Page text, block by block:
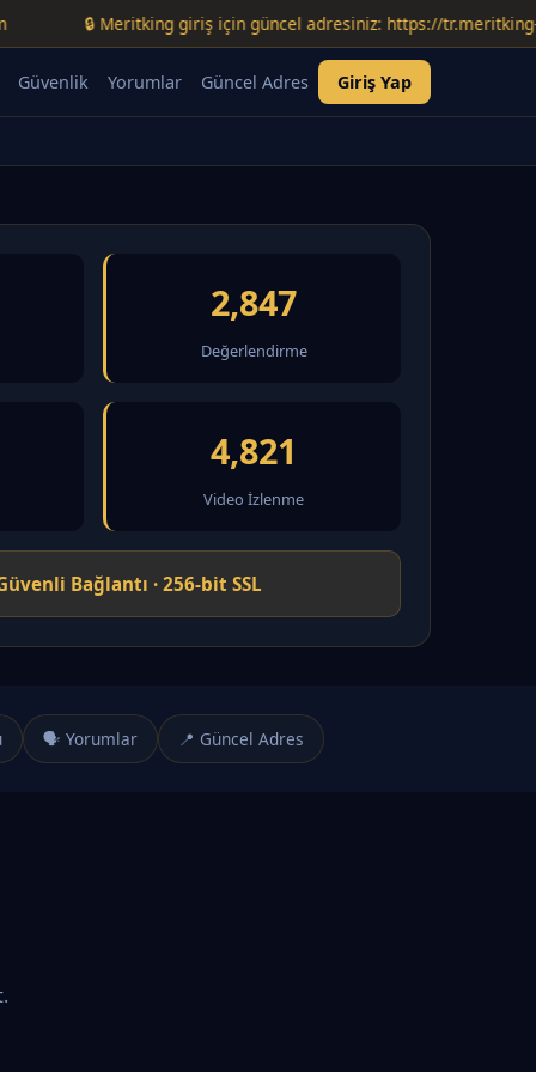
🔒 Meritking giriş için güncel adresiniz: https://tr.meritking-
Güvenlik Yorumlar Güncel Adres Giriş Yap
2,847
Değerlendirme
4,821
Video İzlenme
Bağlantı · 256-bit SSL
🗣️ Yorumlar 📍 Güncel Adres